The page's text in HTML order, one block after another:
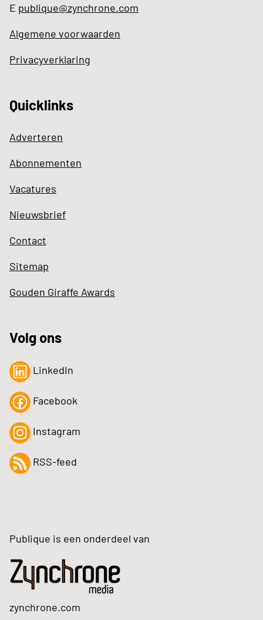
E publique@zynchrone.com
Algemene voorwaarden
Privacyverklaring
Quicklinks
Adverteren
Abonnementen
Vacatures
Nieuwsbrief
Contact
Sitemap
Gouden Giraffe Awards
Volg ons
LinkedIn
Facebook
Instagram
RSS-feed
Publique is een onderdeel van
zynchrone.com